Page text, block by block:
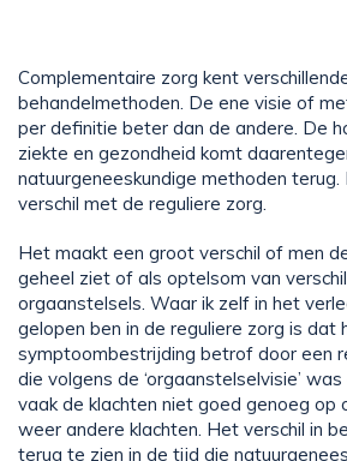
Complementaire zorg kent
behandelmethoden. De ene visie of
per definitie beter dan de andere. De
ziekte en gezondheid komt
natuurgeneeskundige methoden
verschil met de reguliere zorg.
Het maakt een groot verschil of men
geheel ziet of als optelsom van
orgaanstelsels. Waar ik zelf in het
gelopen ben in de reguliere zorg is dat
symptoombestrijding betrof door een
die volgens de ‘orgaanstelselvisie’
vaak de klachten niet goed genoeg op
weer andere klachten. Het verschil in
terug te zien in de tijd die